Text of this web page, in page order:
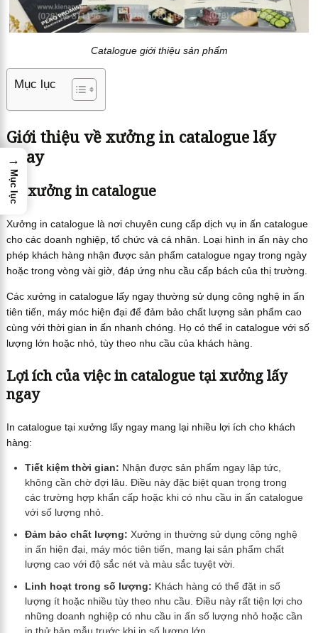
Catalogue giới thiệu sản phẩm
Mục lục
Giới thiệu về xưởng in catalogue lấy
ngay
Về xưởng in catalogue
Xưởng in catalogue là nơi chuyên cung cấp dịch vụ in ấn catalogue
cho các doanh nghiệp, tổ chức và cá nhân. Loại hình in ấn này cho
phép khách hàng nhận được sản phẩm catalogue ngay trong ngày
hoặc trong vòng vài giờ, đáp ứng nhu cầu cấp bách của thị trường.
Các xưởng in catalogue lấy ngay thường sử dụng công nghệ in ấn
tiên tiến, máy móc hiện đại để đảm bảo chất lượng sản phẩm cao
cùng với thời gian in ấn nhanh chóng. Họ có thể in catalogue với số
lượng lớn hoặc nhỏ, tùy theo nhu cầu của khách hàng.
Lợi ích của việc in catalogue tại xưởng lấy
ngay
In catalogue tại xưởng lấy ngay mang lại nhiều lợi ích cho khách
hàng:
Tiết kiệm thời gian: Nhận được sản phẩm ngay lập tức,
không cần chờ đợi lâu. Điều này đặc biệt quan trọng trong
các trường hợp khẩn cấp hoặc khi có nhu cầu in ấn catalogue
với số lượng nhỏ.
Đảm bảo chất lượng: Xưởng in thường sử dụng công nghệ
in ấn hiện đại, máy móc tiên tiến, mang lại sản phẩm chất
lượng cao với độ sắc nét và màu sắc tuyệt vời.
Linh hoạt trong số lượng: Khách hàng có thể đặt in số
lượng ít hoặc nhiều tùy theo nhu cầu. Điều này rất tiện lợi cho
những doanh nghiệp có nhu cầu in ấn số lượng nhỏ hoặc cần
→
Mục lục